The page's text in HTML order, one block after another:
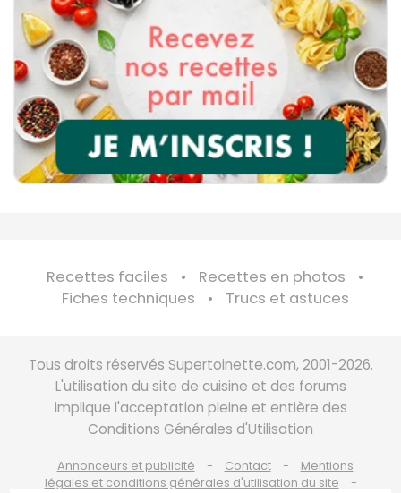
Recettes faciles
Recettes en photos
Fiches techniques
Trucs et astuces
Tous droits réservés Supertoinette.com, 2001-2026.
L'utilisation du site de cuisine et des forums
implique l'acceptation pleine et entière des
Conditions Générales d'Utilisation
Annonceurs et publicité Contact
Mentions
légales et conditions générales d'utilisation du site